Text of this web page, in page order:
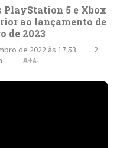
PlayStation 5 e Xbox
ao lançamento de
de 2023
de 2022 às 17:53
2
A+A-